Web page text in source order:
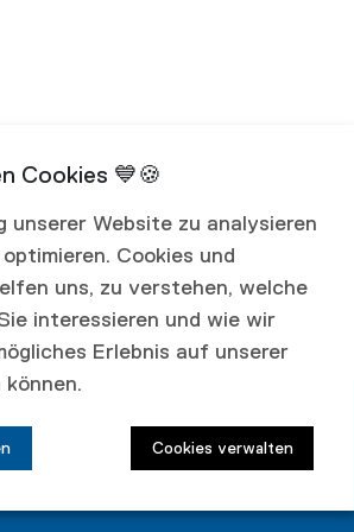
unserer Website zu analysieren
Cookies und
uns, zu verstehen, welche
interessieren und wie wir
Erlebnis auf unserer
Cookies verwalten